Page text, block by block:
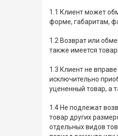
1.1 Клиент может
форме, габаритам,
1.2 Возврат или
также имеется
1.3 Клиент не
исключительно
уцененный товар, а
1.4 Не подлежат
товар других
отдельных видов